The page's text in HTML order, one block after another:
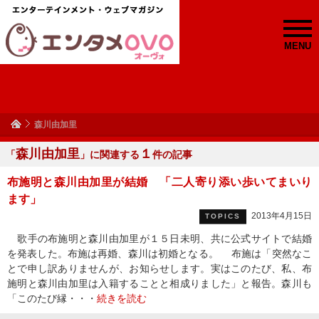
MENU
森川由加里
「森川由加里 」に関連する １ 件の記事
布施明と森川由加里が結婚 「二人寄り添い歩いてまいり
ます」
TOPICS 2013年4月15日
歌手の布施明と森川由加里が１５日未明、共に公式サイトで結婚
を発表した。布施は再婚、森川は初婚となる。 布施は「突然なこ
とで申し訳ありませんが、お知らせします。実はこのたび、私、布
施明と森川由加里は入籍することと相成りました」と報告。森川も
「このたび縁・・・ 続きを読む